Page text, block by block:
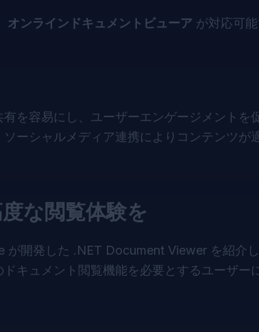
オンラインドキュメントビューア が対応可能
を容易にし、ユーザーエンゲージメントを
ーシャルメディア連携によりコンテンツが
な閲覧体験を
が開発した .NET Document Viewer を紹介
キュメント閲覧機能を必要とするユーザー